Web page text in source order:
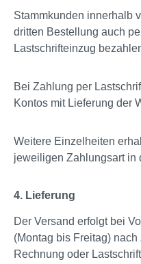
Stammkunden innerhalb
dritten Bestellung auch
Lastschrifteinzug
Bei Zahlung per
Kontos mit Lieferung der
Weitere Einzelheiten
jeweiligen Zahlungsart in
4. Lieferung
Der Versand erfolgt bei
(Montag bis Freitag)
Rechnung oder